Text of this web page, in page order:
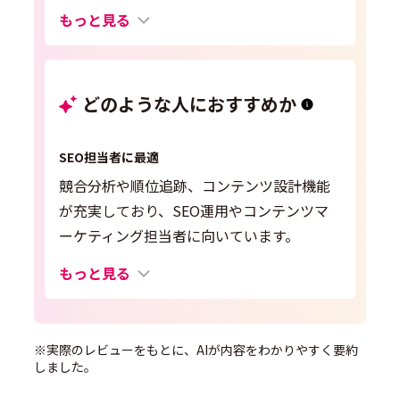
もっと見る
どのような人におすすめか
SEO担当者に最適
競合分析や順位追跡、コンテンツ設計機能
が充実しており、SEO運用やコンテンツマ
ーケティング担当者に向いています。
もっと見る
※実際のレビューをもとに、AIが内容をわかりやすく要約
しました。